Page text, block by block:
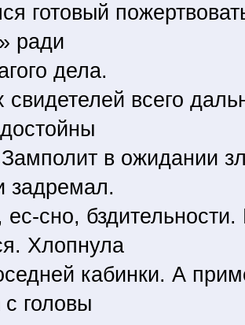
готовый
ради
дела.
свидетелей всего
в ожидании
задремал.
ес-сно,
Хлопнула
кабинки. А
головы